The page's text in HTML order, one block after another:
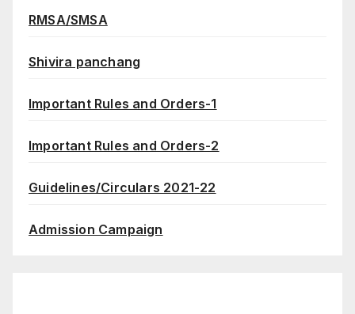
RMSA/SMSA
Shivira panchang
Important Rules and Orders-1
Important Rules and Orders-2
Guidelines/Circulars 2021-22
Admission Campaign